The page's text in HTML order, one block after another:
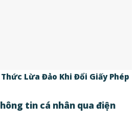
Lừa Đảo Khi Đổi Giấy Phép
tin cá nhân qua điện